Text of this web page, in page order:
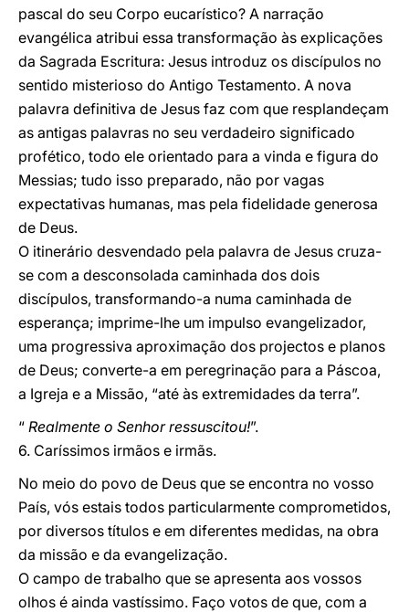
pascal do seu Corpo eucarístico? A narração
evangélica atribui essa transformação às explicações
da Sagrada Escritura: Jesus introduz os discípulos no
sentido misterioso do Antigo Testamento. A nova
palavra definitiva de Jesus faz com que resplandeçam
as antigas palavras no seu verdadeiro significado
profético, todo ele orientado para a vinda e figura do
Messias; tudo isso preparado, não por vagas
expectativas humanas, mas pela fidelidade generosa
de Deus.
O itinerário desvendado pela palavra de Jesus cruza-
se com a desconsolada caminhada dos dois
discípulos, transformando-a numa caminhada de
esperança; imprime-lhe um impulso evangelizador,
uma progressiva aproximação dos projectos e planos
de Deus; converte-a em peregrinação para a Páscoa,
a Igreja e a Missão, “até às extremidades da terra”.
“ Realmente o Senhor ressuscitou!”.
6. Caríssimos irmãos e irmãs.
No meio do povo de Deus que se encontra no vosso
País, vós estais todos particularmente comprometidos,
por diversos títulos e em diferentes medidas, na obra
da missão e da evangelização.
O campo de trabalho que se apresenta aos vossos
olhos é ainda vastíssimo. Faço votos de que, com a